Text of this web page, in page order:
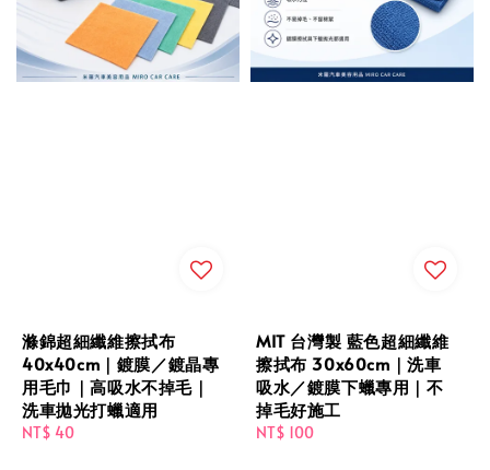
滌錦超細纖維擦拭布
40x40cm｜鍍膜／鍍晶專
用毛巾｜高吸水不掉毛｜
洗車拋光打蠟適用
Regular
NT$ 40
MIT 台灣製 藍色超細纖維
擦拭布 30x60cm｜洗車
吸水／鍍膜下蠟專用｜不
掉毛好施工
Regular
NT$ 100